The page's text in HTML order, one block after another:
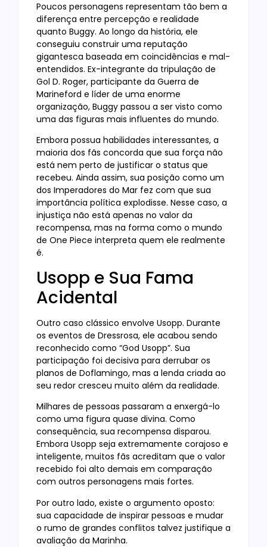
Poucos personagens representam tão bem a
diferença entre percepção e realidade
quanto Buggy. Ao longo da história, ele
conseguiu construir uma reputação
gigantesca baseada em coincidências e mal-
entendidos. Ex-integrante da tripulação de
Gol D. Roger, participante da Guerra de
Marineford e líder de uma enorme
organização, Buggy passou a ser visto como
uma das figuras mais influentes do mundo.
Embora possua habilidades interessantes, a
maioria dos fãs concorda que sua força não
está nem perto de justificar o status que
recebeu. Ainda assim, sua posição como um
dos Imperadores do Mar fez com que sua
importância política explodisse. Nesse caso, a
injustiça não está apenas no valor da
recompensa, mas na forma como o mundo
de One Piece interpreta quem ele realmente
é.
Usopp e Sua Fama
Acidental
Outro caso clássico envolve Usopp. Durante
os eventos de Dressrosa, ele acabou sendo
reconhecido como “God Usopp”. Sua
participação foi decisiva para derrubar os
planos de Doflamingo, mas a lenda criada ao
seu redor cresceu muito além da realidade.
Milhares de pessoas passaram a enxergá-lo
como uma figura quase divina. Como
consequência, sua recompensa disparou.
Embora Usopp seja extremamente corajoso e
inteligente, muitos fãs acreditam que o valor
recebido foi alto demais em comparação
com outros personagens mais fortes.
Por outro lado, existe o argumento oposto:
sua capacidade de inspirar pessoas e mudar
o rumo de grandes conflitos talvez justifique a
avaliação da Marinha.